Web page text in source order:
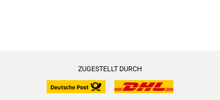
ZUGESTELLT DURCH